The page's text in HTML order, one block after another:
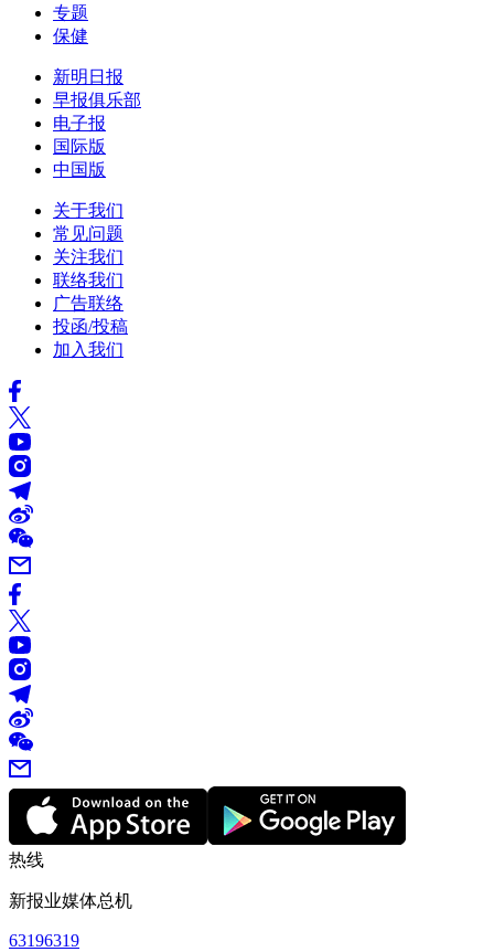
专题
保健
新明日报
早报俱乐部
电子报
国际版
中国版
关于我们
常见问题
关注我们
联络我们
广告联络
投函/投稿
加入我们
热线
新报业媒体总机
63196319